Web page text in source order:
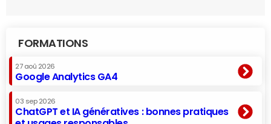
FORMATIONS
27 aoû 2026
Google Analytics GA4
03 sep 2026
ChatGPT et IA génératives : bonnes pratiques